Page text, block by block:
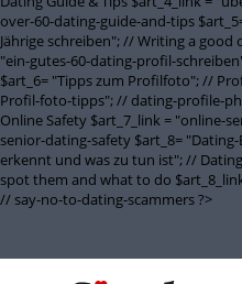
over-60-dating-guide-and-tips
Jährige schreiben"; // Writing a
"ein-gutes-60-dating-profil-
$art_6= "Tipps zum Profilfoto"; //
Profil-foto-tipps"; // dating-profile-
Online Safety $art_7_link = "online-
senior-dating-safety $art_8=
erkennt und was zu tun ist"; //
spot them and what to do
// say-no-to-dating-scammers ?>